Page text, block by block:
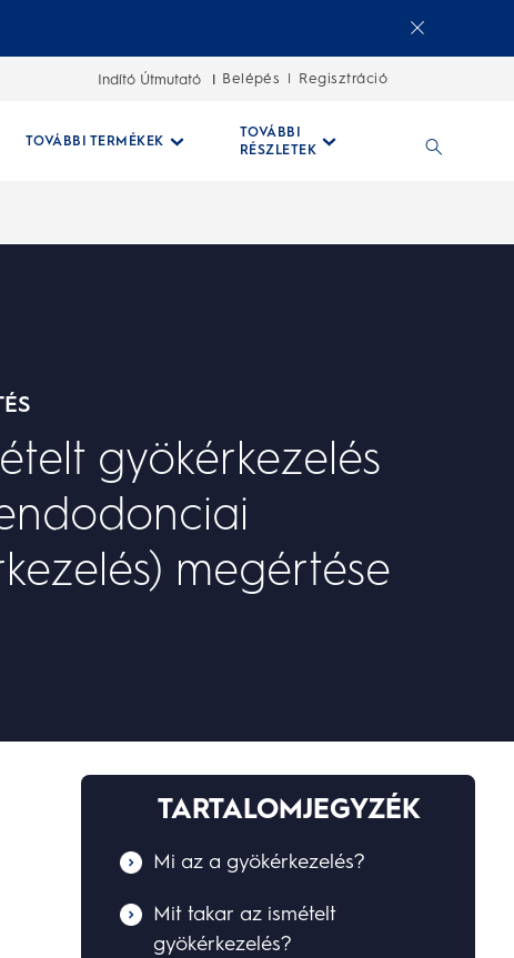
Indító Útmutató Belépés Regisztráció
TOVÁBBI TERMÉKEK
TOVÁBBI
RÉSZLETEK
gyökérkezelés
megértése
TARTALOMJEGYZÉK
Mi az a gyökérkezelés?
Mit takar az ismételt
gyökérkezelés?